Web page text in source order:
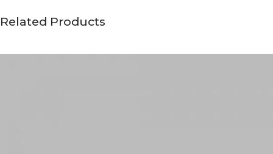
Related Products